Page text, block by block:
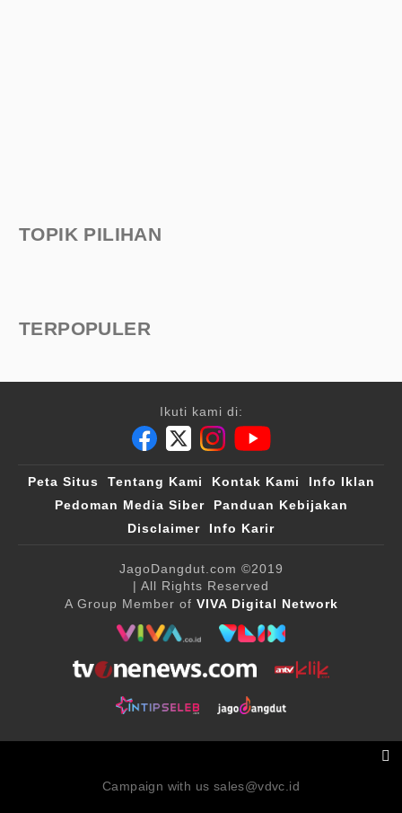
TOPIK PILIHAN
TERPOPULER
Ikuti kami di:
Peta Situs Tentang Kami Kontak Kami
Info Iklan
Pedoman Media Siber
Panduan Kebijakan
Disclaimer
Info Karir
JagoDangdut.com ©2019
| All Rights Reserved
A Group Member of VIVA Digital Network
